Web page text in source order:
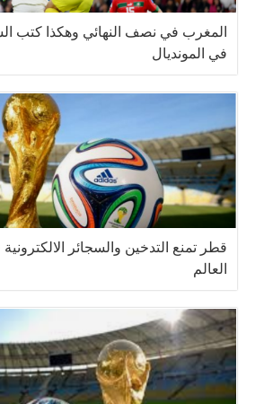
المغرب في نصف النهائي وهكذا كتب
في المونديال
قطر تمنع التدخين والسجائر
العالم